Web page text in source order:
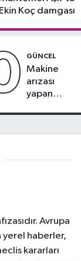
Ekin Koç damgası
GÜNCEL
Makine
arızası
yapan
Avrupa
yerel haberler,
kararları